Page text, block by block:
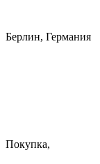
Берлин, Германия
Покупка,